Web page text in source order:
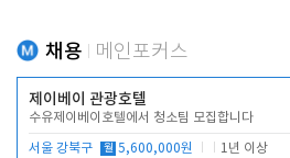
채용 메인포커스
제이베이 관광호텔
수유제이베이호텔에서 청소팀 모집합니다
서울 강북구 월 5,600,000원 1년 이상